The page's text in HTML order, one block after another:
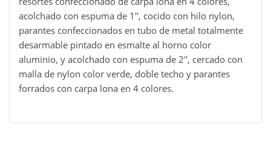
acolchado con espuma de 1'', cocido con hilo nylon,
parantes confeccionados en tubo de metal totalmente
desarmable pintado en esmalte al horno color
aluminio, y acolchado con espuma de 2'', cercado con
malla de nylon color verde, doble techo y parantes
forrados con carpa lona en 4 colores.